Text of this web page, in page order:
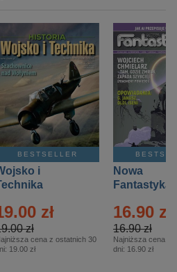
BESTSELLER
i
–
– 2/2026
zł
zł
cena z ostatnich 30
19.00 zł
Nowa
Fantastyka
16.90 zł
16.90 zł
Najniższa cena z
dni: 16.90 zł